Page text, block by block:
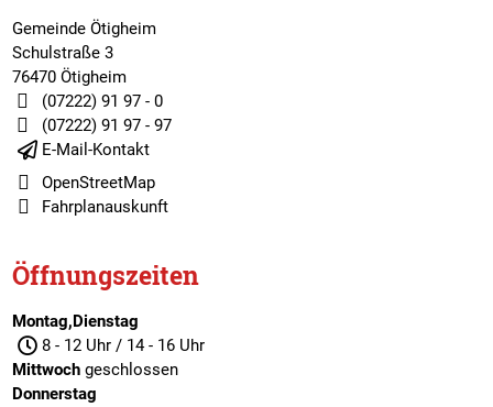
Gemeinde Ötigheim
Schulstraße 3
76470 Ötigheim
(07222) 91 97 - 0
(07222) 91 97 - 97
E-Mail-Kontakt
OpenStreetMap
Fahrplanauskunft
Öffnungszeiten
Montag,Dienstag
8 - 12 Uhr / 14 - 16 Uhr
Mittwochgeschlossen
Donnerstag